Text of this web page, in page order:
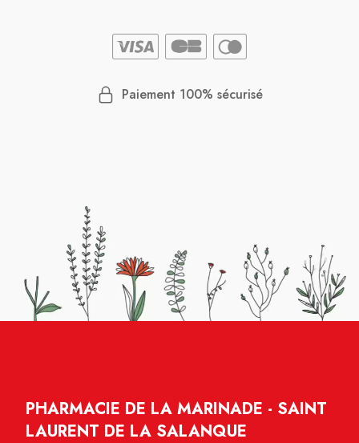
Paiement 100% sécurisé
PHARMACIE DE LA MARINADE - SAINT
LAURENT DE LA SALANQUE